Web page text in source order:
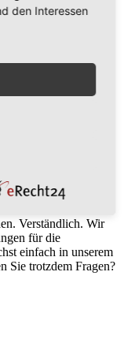
oder
und
wir Ihre Fragen
die Datenübergabe
einbetten?
Verständlich. Wir
für die
einfach in unserem
Sie trotzdem Fragen?
den Interessen